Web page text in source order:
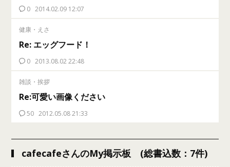
0 2014.02.09 12:07
健康・えさ
Re: エッグフード！
0 2013.08.02 22:48
雑談・挨拶
Re:可愛い画像ください
50 2012.05.08 21:33
cafecafeさんのMy掲示板 (総書込数：7件)